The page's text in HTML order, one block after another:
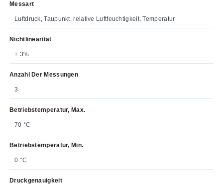
Messart
Luftdruck, Taupunkt, relative Luftfeuchtigkeit, Temperatur
Nichtlinearität
± 3%
Anzahl Der Messungen
3
Betriebstemperatur, Max.
70 °C
Betriebstemperatur, Min.
0 °C
Druckgenauigkeit